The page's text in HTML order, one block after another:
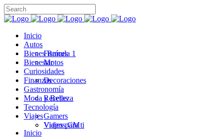
Inicio
Autos
Formula 1
Motos
Bienes Raíces
Bienestar
Curiosidades
Decoraciones
Finanzas
Gastronomía
Recetas
Moda y Belleza
Tecnología
Gamers
Videos CM
Viajes
Viajes para ti
Inicio